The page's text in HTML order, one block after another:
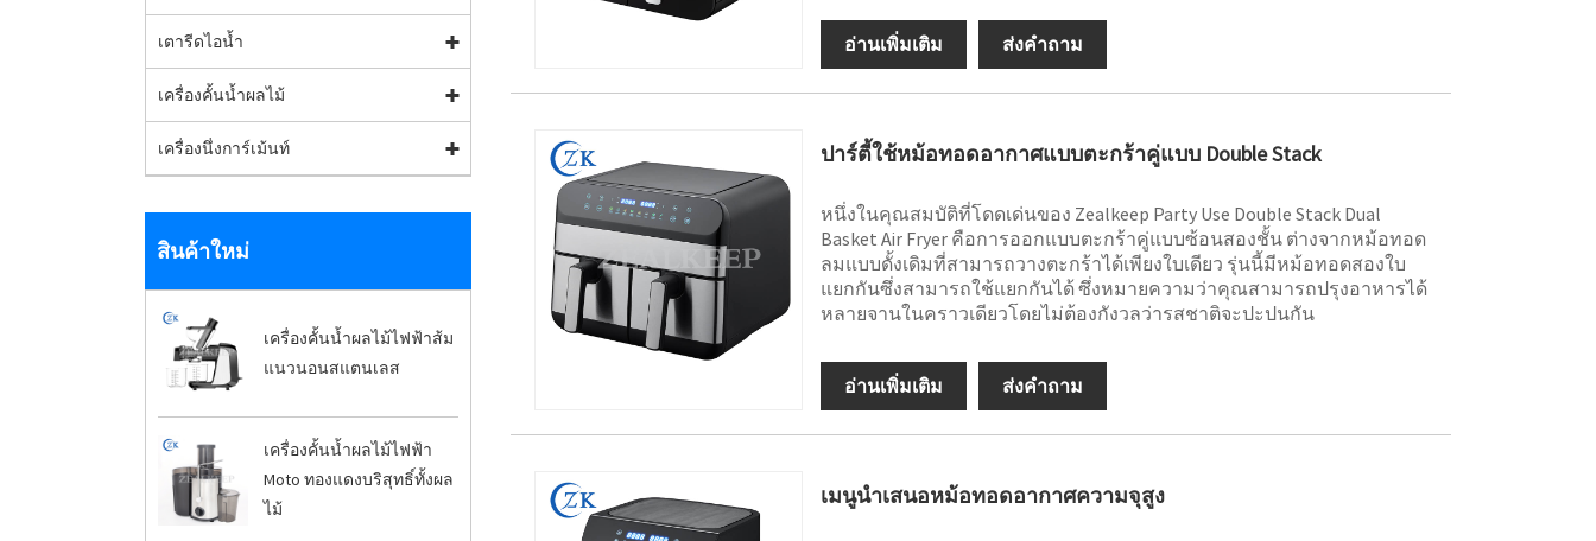
เตารีดไอน้ำ
เครื่องคั้นน้ำผลไม้
เครื่องนึ่งการ์เม้นท์
สินค้าใหม่
เครื่องคั้นน้ำผลไม้ไฟฟ้าส้ม
แนวนอนสแตนเลส
เครื่องคั้นน้ำผลไม้ไฟฟ้า
Moto ทองแดงบริสุทธิ์ทั้งผล
ไม้
อ่านเพิ่มเติม ส่งคำถาม
ปาร์ตี้ใช้หม้อทอดอากาศแบบตะกร้าคู่แบบ Double Stack
หนึ่งในคุณสมบัติที่โดดเด่นของ Zealkeep Party Use Double Stack Dual
Basket Air Fryer คือการออกแบบตะกร้าคู่แบบซ้อนสองชั้น ต่างจากหม้อทอด
ลมแบบดั้งเดิมที่สามารถวางตะกร้าได้เพียงใบเดียว รุ่นนี้มีหม้อทอดสองใบ
แยกกันซึ่งสามารถใช้แยกกันได้ ซึ่งหมายความว่าคุณสามารถปรุงอาหารได้
หลายจานในคราวเดียวโดยไม่ต้องกังวลว่ารสชาติจะปะปนกัน
อ่านเพิ่มเติม ส่งคำถาม
เมนูนำเสนอหม้อทอดอากาศความจุสูง